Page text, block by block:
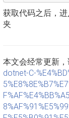
获取代码之后，
夹
本文会经常更新，
dotnet-C-